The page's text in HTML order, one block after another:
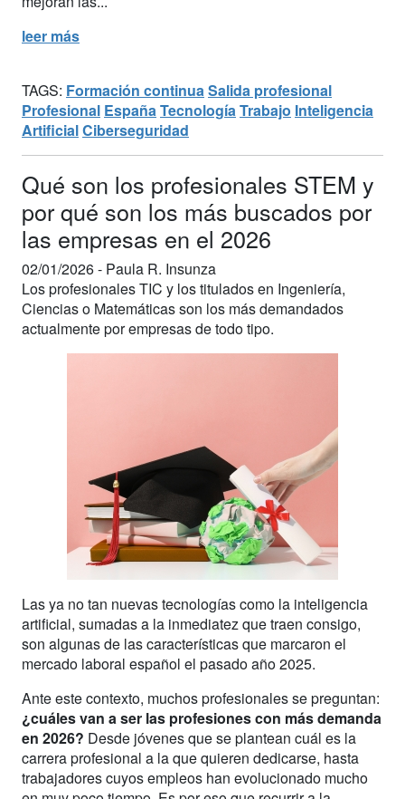
leer más
TAGS: Formación continua Salida profesional
Profesional España Tecnología Trabajo Inteligencia
ArtificialCiberseguridad
Qué son los profesionales STEM y
por qué son los más buscados por
las empresas en el 2026
02/01/2026 - Paula R. Insunza
Los profesionales TIC y los titulados en Ingeniería,
Ciencias o Matemáticas son los más demandados
actualmente por empresas de todo tipo.
Las ya no tan nuevas tecnologías como la inteligencia
artificial, sumadas a la inmediatez que traen consigo,
son algunas de las características que marcaron el
mercado laboral español el pasado año 2025.
Ante este contexto, muchos profesionales se preguntan:
¿cuáles van a ser las profesiones con más demanda
en 2026? Desde jóvenes que se plantean cuál es la
carrera profesional a la que quieren dedicarse, hasta
trabajadores cuyos empleos han evolucionado mucho